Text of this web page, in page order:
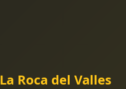
La Roca del Valles